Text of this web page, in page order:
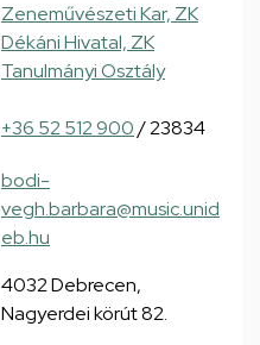
Zeneművészeti Kar, ZK
Dékáni Hivatal, ZK
Tanulmányi Osztály
+36 52 512 900/ 23834
bodi-
vegh.barbara@music.unid
eb.hu
4032 Debrecen,
Nagyerdei körút 82.